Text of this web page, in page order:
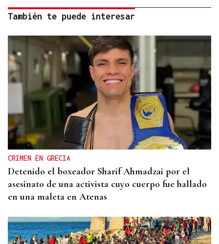
También te puede interesar
CRIMEN EN GRECIA
Detenido el boxeador Sharif Ahmadzai por el
asesinato de una activista cuyo cuerpo fue hallado
en una maleta en Atenas